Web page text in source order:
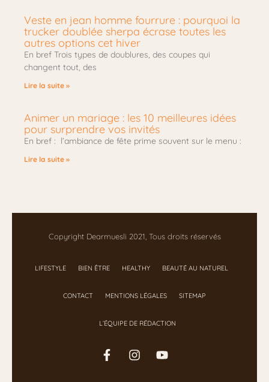
Veste en jean homme fourrure : pourquoi la
trucker doublée sherpa écrase toutes les
autres options cet hiver
En bref Trois types de doublures, des coupes qui
changent tout, des
Lire la suite »
Animer un mariage : les 10 meilleures idées
pour surprendre vos invités
En bref : l’ambiance de fête prime souvent sur le menu :
Lire la suite »
Copyright Dearmuesli 2021, Tous droits réservés
LIFESTYLE BIEN ÊTRE HEALTHY BEAUTÉ AU NATUREL
CONTACT MENTIONS LÉGALES SITEMAP
L’ÉQUIPE DE RÉDACTION